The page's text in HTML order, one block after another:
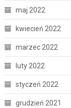
maj 2022
kwiecień 2022
marzec 2022
luty 2022
styczeń 2022
grudzień 2021